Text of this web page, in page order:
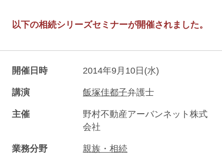
以下の相続シリーズセミナーが開催されました。
開催日時 2014年9月10日(水)
講演 飯塚佳都子弁護士
主催
野村不動産アーバンネット株式
会社
業務分野 親族・相続